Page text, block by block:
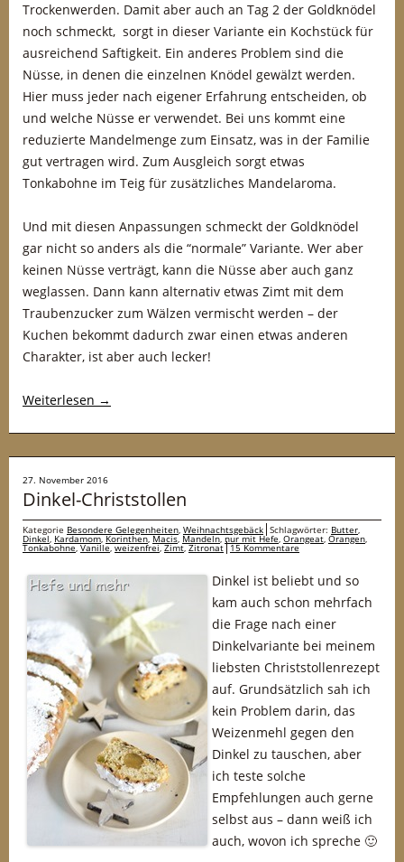
Trockenwerden. Damit aber auch an Tag 2 der Goldknödel
noch schmeckt, sorgt in dieser Variante ein Kochstück für
ausreichend Saftigkeit. Ein anderes Problem sind die
Nüsse, in denen die einzelnen Knödel gewälzt werden.
Hier muss jeder nach eigener Erfahrung entscheiden, ob
und welche Nüsse er verwendet. Bei uns kommt eine
reduzierte Mandelmenge zum Einsatz, was in der Familie
gut vertragen wird. Zum Ausgleich sorgt etwas
Tonkabohne im Teig für zusätzliches Mandelaroma.
Und mit diesen Anpassungen schmeckt der Goldknödel
gar nicht so anders als die “normale” Variante. Wer aber
keinen Nüsse verträgt, kann die Nüsse aber auch ganz
weglassen. Dann kann alternativ etwas Zimt mit dem
Traubenzucker zum Wälzen vermischt werden – der
Kuchen bekommt dadurch zwar einen etwas anderen
Charakter, ist aber auch lecker!
Weiterlesen →
27. November 2016
Dinkel-Christstollen
Kategorie Besondere Gelegenheiten, Weihnachtsgebäck Schlagwörter: Butter,
Dinkel, Kardamom,Korinthen,Macis, Mandeln,nur mit Hefe, Orangeat, Orangen,
Tonkabohne,Vanille,weizenfrei,Zimt,Zitronat 15 Kommentare
Dinkel ist beliebt und so
kam auch schon mehrfach
die Frage nach einer
Dinkelvariante bei meinem
liebsten Christstollenrezept
auf. Grundsätzlich sah ich
kein Problem darin, das
Weizenmehl gegen den
Dinkel zu tauschen, aber
ich teste solche
Empfehlungen auch gerne
selbst aus – dann weiß ich
auch, wovon ich spreche 🙂